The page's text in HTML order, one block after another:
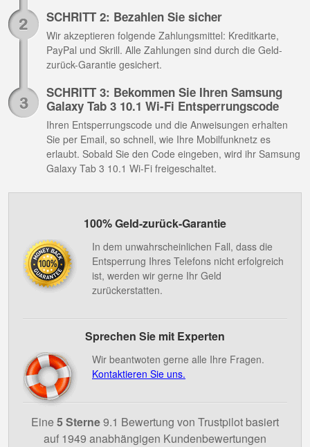
SCHRITT 2: Bezahlen Sie sicher
Wir akzeptieren folgende Zahlungsmittel: Kreditkarte,
PayPal und Skrill. Alle Zahlungen sind durch die Geld-
zurück-Garantie gesichert.
SCHRITT 3: Bekommen Sie Ihren Samsung
Galaxy Tab 3 10.1 Wi-Fi Entsperrungscode
Ihren Entsperrungscode und die Anweisungen erhalten
Sie per Email, so schnell, wie Ihre Mobilfunknetz es
erlaubt. Sobald Sie den Code eingeben, wird ihr Samsung
Galaxy Tab 3 10.1 Wi-Fi freigeschaltet.
100% Geld-zurück-Garantie
In dem unwahrscheinlichen Fall, dass die
Entsperrung Ihres Telefons nicht erfolgreich
ist, werden wir gerne Ihr Geld
zurückerstatten.
Sprechen Sie mit Experten
Wir beantwoten gerne alle Ihre Fragen.
Kontaktieren Sie uns.
Eine 5 Sterne9.1 Bewertung von Trustpilot basiert
auf 1949 anabhängigen Kundenbewertungen